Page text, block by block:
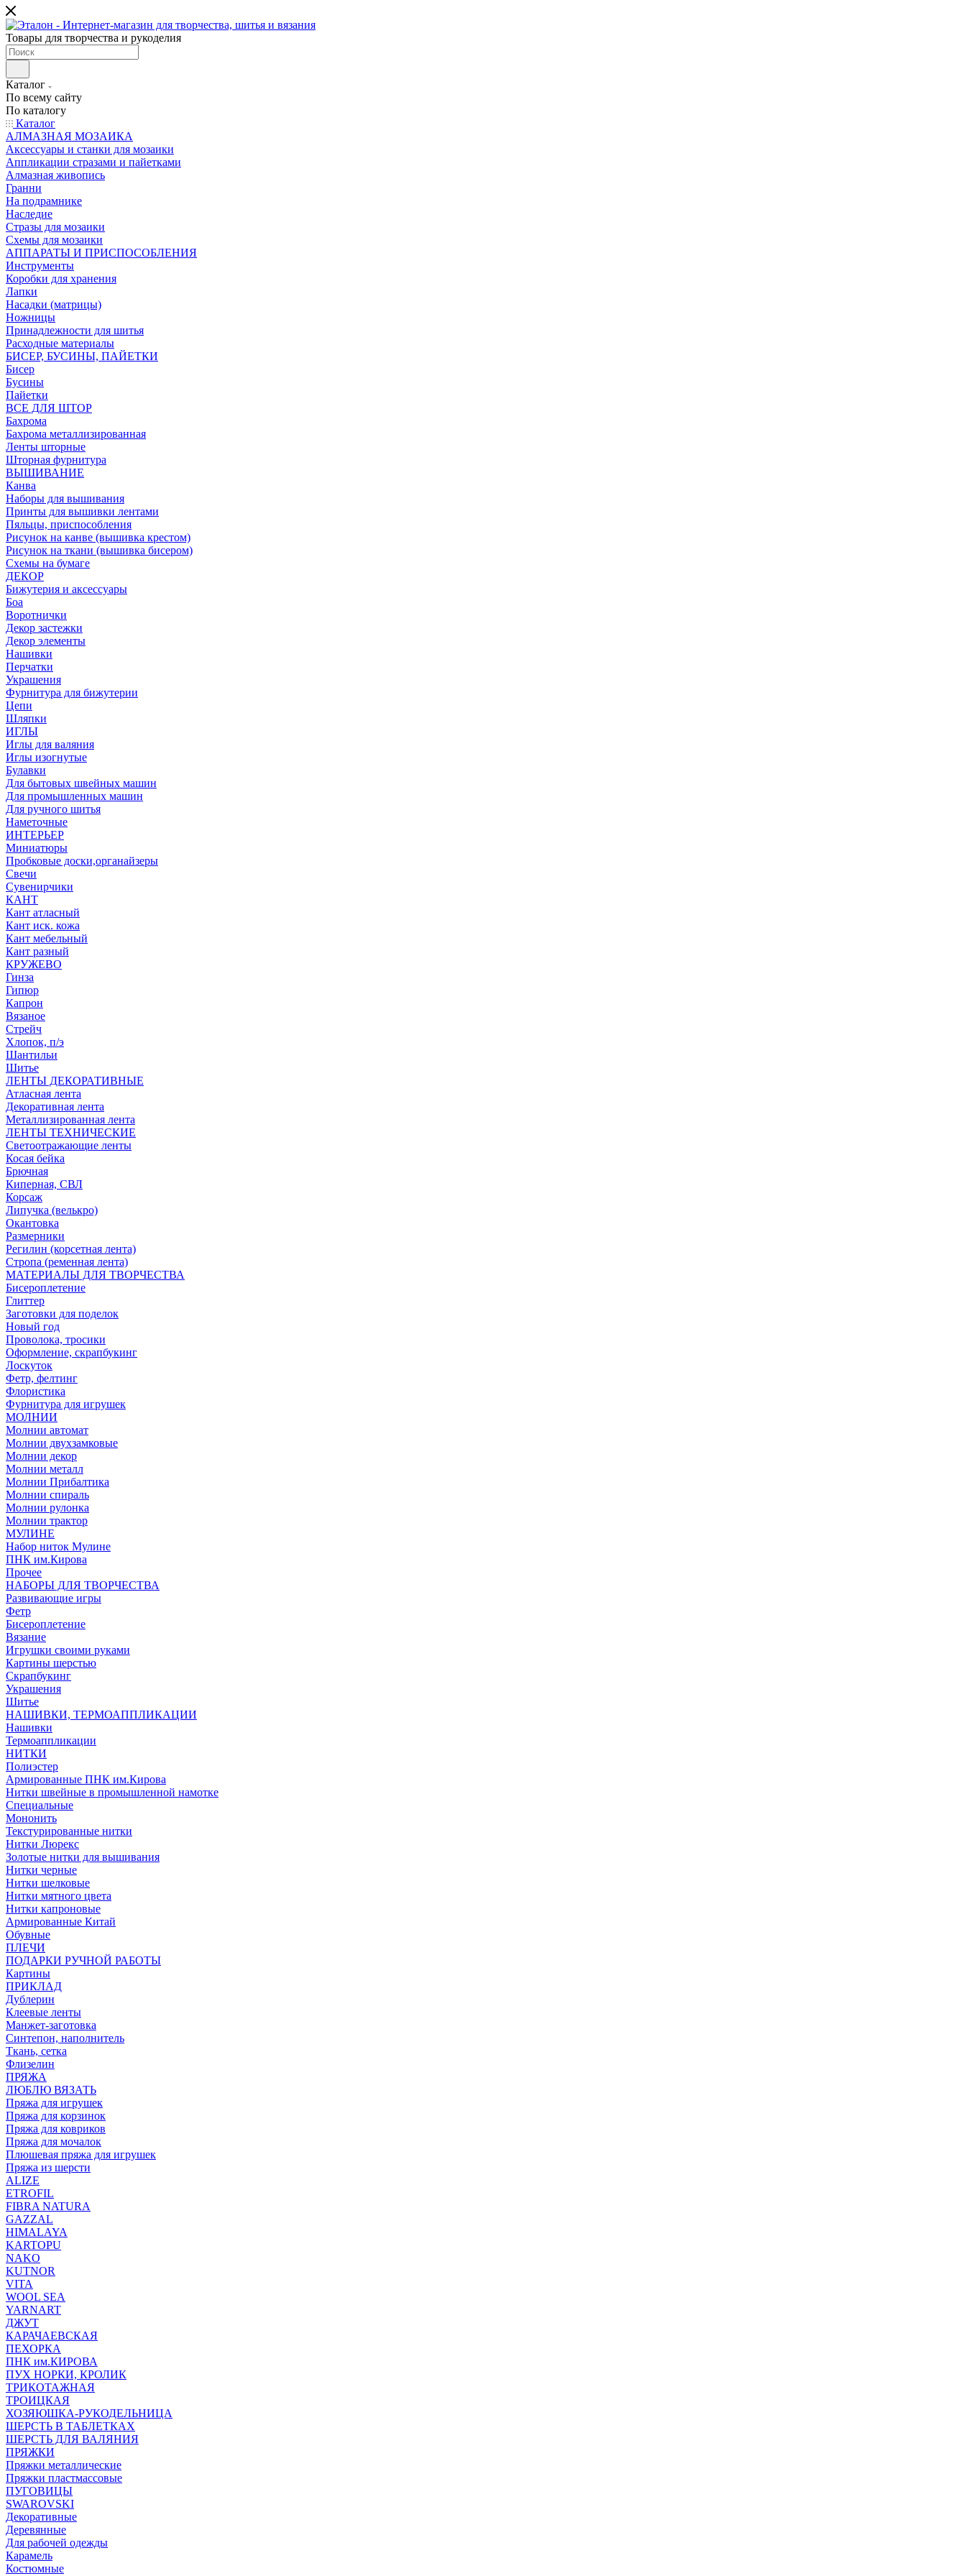
Товары для творчества и рукоделия
Каталог
По всему сайту
По каталогу
Каталог
АЛМАЗНАЯ МОЗАИКА
Аксессуары и станки для мозаики
Аппликации стразами и пайетками
Алмазная живопись
Гранни
На подрамнике
Наследие
Стразы для мозаики
Схемы для мозаики
АППАРАТЫ И ПРИСПОСОБЛЕНИЯ
Инструменты
Коробки для хранения
Лапки
Насадки (матрицы)
Ножницы
Принадлежности для шитья
Расходные материалы
БИСЕР, БУСИНЫ, ПАЙЕТКИ
Бисер
Бусины
Пайетки
ВСЕ ДЛЯ ШТОР
Бахрома
Бахрома металлизированная
Ленты шторные
Шторная фурнитура
ВЫШИВАНИЕ
Канва
Наборы для вышивания
Принты для вышивки лентами
Пяльцы, приспособления
Рисунок на канве (вышивка крестом)
Рисунок на ткани (вышивка бисером)
Схемы на бумаге
ДЕКОР
Бижутерия и аксессуары
Боа
Воротнички
Декор застежки
Декор элементы
Нашивки
Перчатки
Украшения
Фурнитура для бижутерии
Цепи
Шляпки
ИГЛЫ
Иглы для валяния
Иглы изогнутые
Булавки
Для бытовых швейных машин
Для промышленных машин
Для ручного шитья
Наметочные
ИНТЕРЬЕР
Миниатюры
Пробковые доски,органайзеры
Свечи
Сувенирчики
КАНТ
Кант атласный
Кант иск. кожа
Кант мебельный
Кант разный
КРУЖЕВО
Гинза
Гипюр
Капрон
Вязаное
Стрейч
Хлопок, п/э
Шантильи
Шитье
ЛЕНТЫ ДЕКОРАТИВНЫЕ
Атласная лента
Декоративная лента
Металлизированная лента
ЛЕНТЫ ТЕХНИЧЕСКИЕ
Светоотражающие ленты
Косая бейка
Брючная
Киперная, СВЛ
Корсаж
Липучка (велькро)
Окантовка
Размерники
Регилин (корсетная лента)
Стропа (ременная лента)
МАТЕРИАЛЫ ДЛЯ ТВОРЧЕСТВА
Бисероплетение
Глиттер
Заготовки для поделок
Новый год
Проволока, тросики
Оформление, скрапбукинг
Лоскуток
Фетр, фелтинг
Флористика
Фурнитура для игрушек
МОЛНИИ
Молнии автомат
Молнии двухзамковые
Молнии декор
Молнии металл
Молнии Прибалтика
Молнии спираль
Молнии рулонка
Молнии трактор
МУЛИНЕ
Набор ниток Мулине
ПНК им.Кирова
Прочее
НАБОРЫ ДЛЯ ТВОРЧЕСТВА
Развивающие игры
Фетр
Бисероплетение
Вязание
Игрушки своими руками
Картины шерстью
Скрапбукинг
Украшения
Шитье
НАШИВКИ, ТЕРМОАППЛИКАЦИИ
Нашивки
Термоаппликации
НИТКИ
Полиэстер
Армированные ПНК им.Кирова
Нитки швейные в промышленной намотке
Специальные
Мононить
Текстурированные нитки
Нитки Люрекс
Золотые нитки для вышивания
Нитки черные
Нитки шелковые
Нитки мятного цвета
Нитки капроновые
Армированные Китай
Обувные
ПЛЕЧИ
ПОДАРКИ РУЧНОЙ РАБОТЫ
Картины
ПРИКЛАД
Дублерин
Клеевые ленты
Манжет-заготовка
Синтепон, наполнитель
Ткань, сетка
Флизелин
ПРЯЖА
ЛЮБЛЮ ВЯЗАТЬ
Пряжа для игрушек
Пряжа для корзинок
Пряжа для ковриков
Пряжа для мочалок
Плюшевая пряжа для игрушек
Пряжа из шерсти
ALIZE
ETROFIL
FIBRA NATURA
GAZZAL
HIMALAYA
KARTOPU
NAKO
KUTNOR
VITA
WOOL SEA
YARNART
ДЖУТ
КАРАЧАЕВСКАЯ
ПЕХОРКА
ПНК им.КИРОВА
ПУХ НОРКИ, КРОЛИК
ТРИКОТАЖНАЯ
ТРОИЦКАЯ
ХОЗЯЮШКА-РУКОДЕЛЬНИЦА
ШЕРСТЬ В ТАБЛЕТКАХ
ШЕРСТЬ ДЛЯ ВАЛЯНИЯ
ПРЯЖКИ
Пряжки металлические
Пряжки пластмассовые
ПУГОВИЦЫ
SWAROVSKI
Декоративные
Деревянные
Для рабочей одежды
Карамель
Костюмные